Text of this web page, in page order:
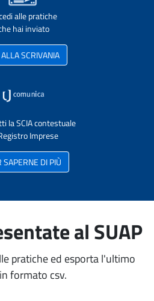
alle pratiche
hai inviato
SCRIVANIA
la SCIA contestuale
Imprese
SAPERNE DI PIÙ
al SUAP
pratiche ed esporta l'ultimo
formato csv.